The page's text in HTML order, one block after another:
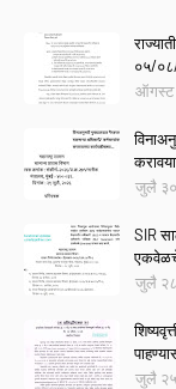
०५/
ऑगस्ट
जुलै
SIR
जुलै
जुलै